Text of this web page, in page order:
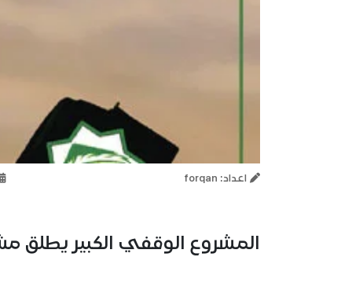
اعداد: forqan
المشروع الوقفي الكبير يطلق